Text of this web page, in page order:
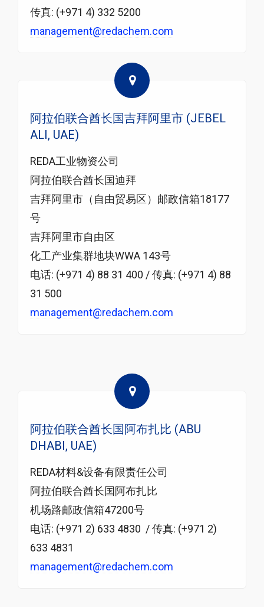
传真: (+971 4) 332 5200
management@redachem.com
阿拉伯联合酋长国吉拜阿里市 (JEBEL
ALI, UAE)
REDA工业物资公司
阿拉伯联合酋长国迪拜
吉拜阿里市（自由贸易区）邮政信箱18177
号
吉拜阿里市自由区
化工产业集群地块WWA 143号
电话: (+971 4) 88 31 400 / 传真: (+971 4) 88
31 500
management@redachem.com
阿拉伯联合酋长国阿布扎比 (ABU
DHABI, UAE)
REDA材料&设备有限责任公司
阿拉伯联合酋长国阿布扎比
机场路邮政信箱47200号
电话: (+971 2) 633 4830 / 传真: (+971 2)
633 4831
management@redachem.com